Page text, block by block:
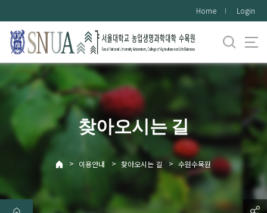
로
메
Home Login
찾아오시는 길
> 이용안내 > 찾아오시는 길 > 수원수목원